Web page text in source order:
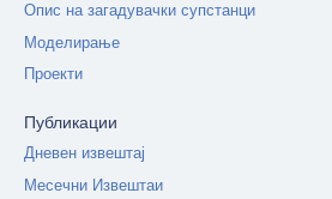
Опис на загадувачки супстанци
Моделирање
Проекти
Публикации
Дневен извештај
Месечни Извештаи